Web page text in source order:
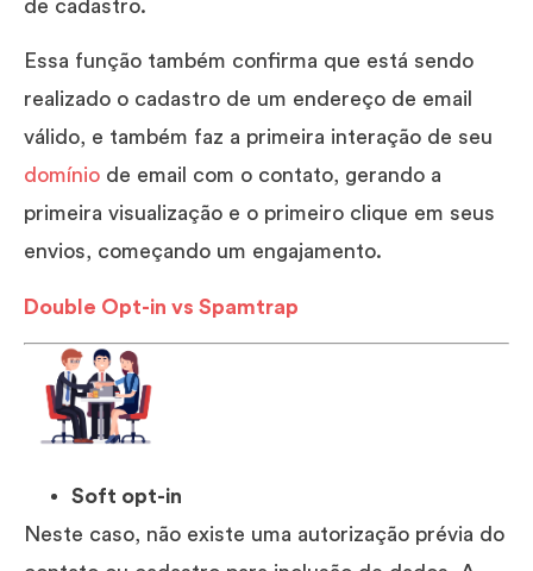
de cadastro.
Essa função também confirma que está sendo
realizado o cadastro de um endereço de email
válido, e também faz a primeira interação de seu
domínio de email com o contato, gerando a
primeira visualização e o primeiro clique em seus
envios, começando um engajamento.
Double Opt-in vs Spamtrap
Soft opt-in
Neste caso, não existe uma autorização prévia do